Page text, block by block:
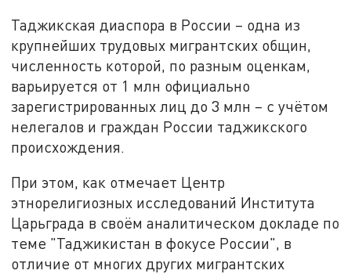
Таджикская диаспора в России – одна из
крупнейших трудовых мигрантских общин,
численность которой, по разным оценкам,
варьируется от 1 млн официально
зарегистрированных лиц до 3 млн – с учётом
нелегалов и граждан России таджикского
происхождения.
При этом, как отмечает Центр
этнорелигиозных исследований Института
Царьграда в своём аналитическом докладе по
теме "Таджикистан в фокусе России", в
отличие от многих других мигрантских